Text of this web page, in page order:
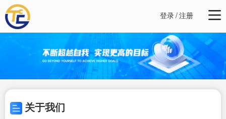
登录/注册
关于我们